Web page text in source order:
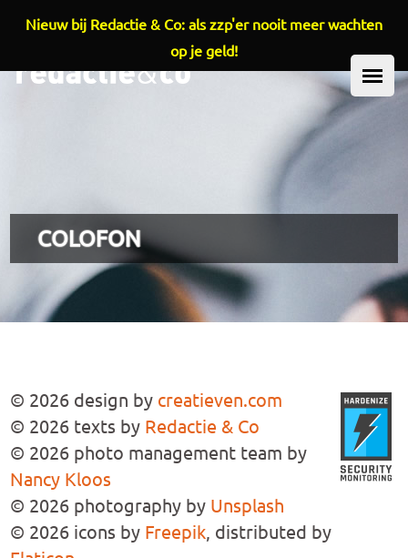
Overslaan en naar de inhoud gaan
COLOFON
© 2026 design by creatieven.com
© 2026 texts by Redactie & Co
© 2026 photo management team by
Nancy Kloos
© 2026 photography by Unsplash
© 2026 icons by Freepik, distributed by
Nieuw bij Redactie & Co: als zzp'er nooit meer wachten
op je geld!